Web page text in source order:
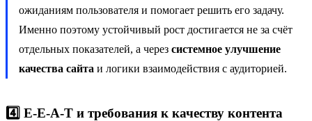
ожиданиям пользователя и помогает решить его задачу.
Именно поэтому устойчивый рост достигается не за счёт
отдельных показателей, а через системное улучшение
качества сайта и логики взаимодействия с аудиторией.
4️⃣ E-E-A-T и требования к качеству контента